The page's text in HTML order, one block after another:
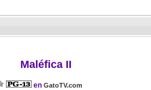
Maléfica II
en GatoTV.com